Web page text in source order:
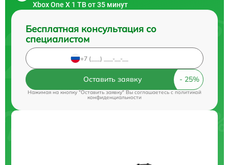
Xbox One X 1 TB от 35 минут
Бесплатная консультация со
специалистом
Оставить заявку
Нажимая на кнопку "Оставить заявку" Вы соглашаетесь c политикой
конфиденциальности